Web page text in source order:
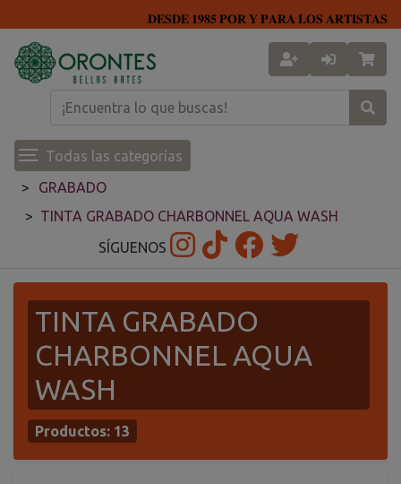
𝐃𝐄𝐒𝐃𝐄 𝟏𝟗𝟖𝟓 𝐏𝐎𝐑 𝐘 𝐏𝐀𝐑𝐀 𝐋𝐎𝐒 𝐀𝐑𝐓𝐈𝐒𝐓𝐀𝐒
Todas las categorías
GRABADO
TINTA GRABADO CHARBONNEL AQUA WASH
SÍGUENOS
TINTA GRABADO
CHARBONNEL AQUA
WASH
Productos: 13